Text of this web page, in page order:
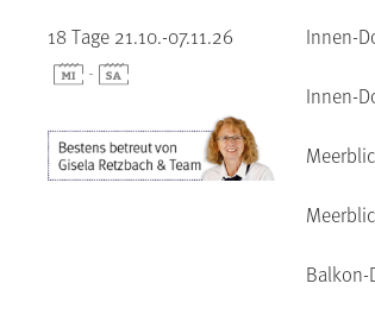
18 Tage 21.10.-07.11.26
-
Innen-
Innen-
Balkon-